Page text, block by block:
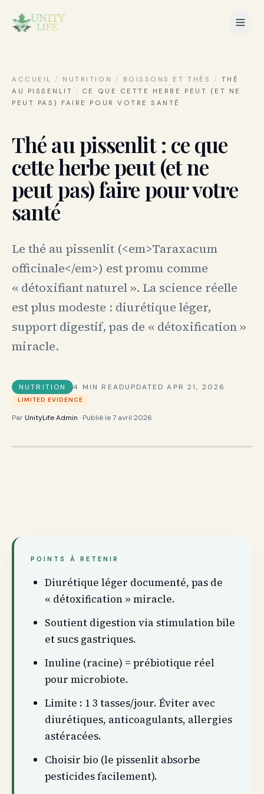
ACCUEIL / NUTRITION / BOISSONS ET THÉS / THÉ
AU PISSENLIT : CE QUE CETTE HERBE PEUT (ET NE
PEUT PAS) FAIRE POUR VOTRE SANTÉ
Thé au pissenlit : ce que
cette herbe peut (et ne
peut pas) faire pour votre
santé
Le thé au pissenlit (<em>Taraxacum
officinale</em>) est promu comme
« détoxifiant naturel ». La science réelle
est plus modeste : diurétique léger,
support digestif, pas de « détoxification »
miracle.
NUTRITION 4 MIN READUPDATED APR 21, 2026
LIMITED EVIDENCE
ParUnityLife Admin · Publié le7 avril 2026
POINTS À RETENIR
Diurétique léger documenté, pas de
« détoxification » miracle.
Soutient digestion via stimulation bile
et sucs gastriques.
Inuline (racine) = prébiotique réel
pour microbiote.
Limite : 1 3 tasses/jour. Éviter avec
diurétiques, anticoagulants, allergies
astéracées.
Choisir bio (le pissenlit absorbe
pesticides facilement).